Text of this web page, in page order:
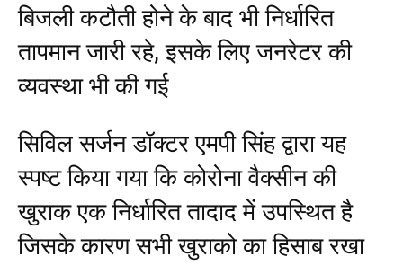
बिजली कटौती होने के बाद भी निर्धारित
तापमान जारी रहे, इसके लिए जनरेटर की
व्यवस्था भी की गई
सिविल सर्जन डॉक्टर एमपी सिंह द्वारा यह
स्पष्ट किया गया कि कोरोना वैक्सीन की
खुराक एक निर्धारित तादाद में उपस्थित है
जिसके कारण सभी खुराको का हिसाब रखा